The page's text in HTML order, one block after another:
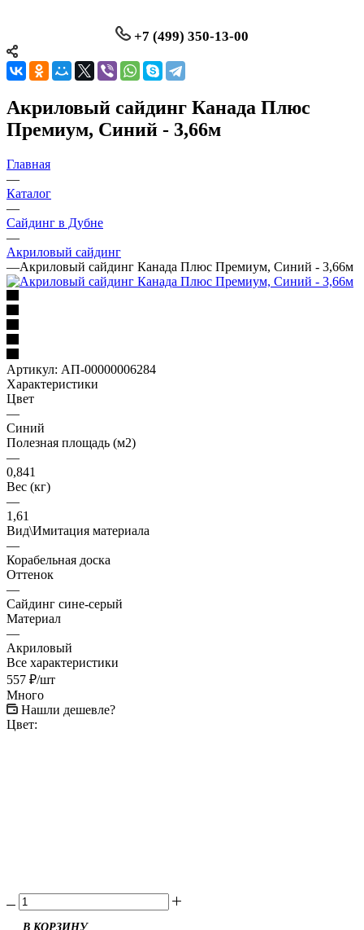
+7 (499) 350-13-00
Акриловый сайдинг Канада Плюс
Премиум, Синий - 3,66м
Главная
—
Каталог
—
Сайдинг в Дубне
—
Акриловый сайдинг
—Акриловый сайдинг Канада Плюс Премиум, Синий - 3,66м
Артикул: АП-00000006284
Характеристики
Цвет
—
Синий
Полезная площадь (м2)
—
0,841
Вес (кг)
—
1,61
Вид\Имитация материала
—
Корабельная доска
Оттенок
—
Сайдинг сине-серый
Материал
—
Акриловый
Все характеристики
557 ₽/шт
Много
Нашли дешевле?
Цвет: